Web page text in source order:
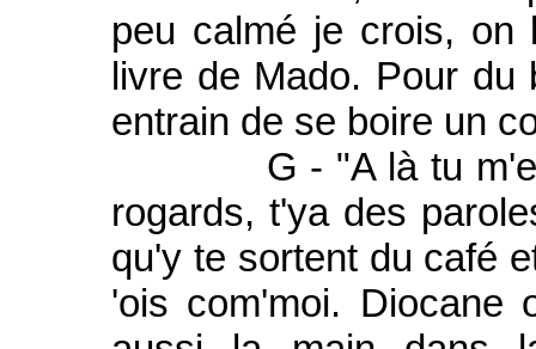
peu calmé je crois, on
livre de Mado. Pour
entrain de se boire un
G - "A là tu
rogards, t'ya des
qu'y te sortent du café
'ois com'moi. Diocane